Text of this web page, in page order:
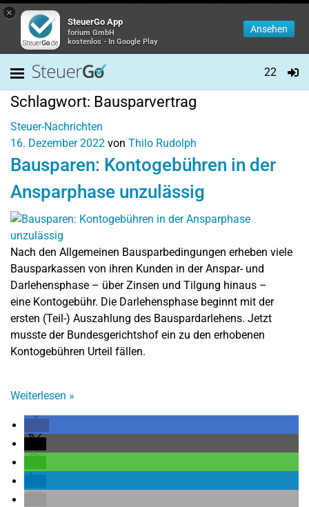
×
SteuerGo App
forium GmbH
kostenlos - In Google Play
Ansehen
22
Schlagwort: Bausparvertrag
Steuer-Nachrichten
16. Dezember 2022 von Thilo Rudolph
Bausparen: Kontogebühren in der
Ansparphase unzulässig
Nach den Allgemeinen Bausparbedingungen erheben viele
Bausparkassen von ihren Kunden in der Anspar- und
Darlehensphase – über Zinsen und Tilgung hinaus –
eine Kontogebühr. Die Darlehensphase beginnt mit der
ersten (Teil-) Auszahlung des Bauspardarlehens. Jetzt
musste der Bundesgerichtshof ein zu den erhobenen
Kontogebühren Urteil fällen.
Weiterlesen »